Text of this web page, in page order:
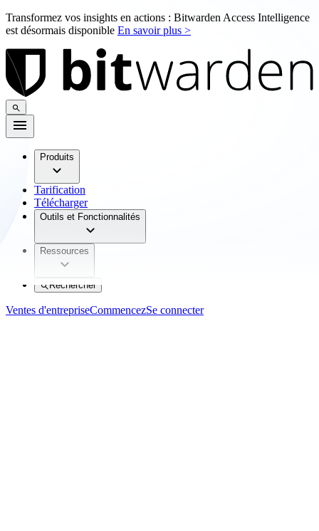
Transformez vos insights en actions : Bitwarden Access Intelligence
est désormais disponible En savoir plus >
Produits
Tarification
Télécharger
Outils et Fonctionnalités
Ressources
Rechercher
Ventes d'entrepriseCommencezSe connecter